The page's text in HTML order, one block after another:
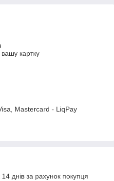
картку
Mastercard - LiqPay
днів за рахунок покупця